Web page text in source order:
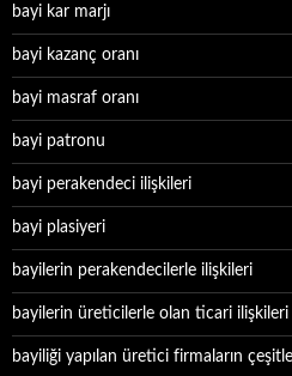
bayi kar marjı
bayi kazanç oranı
bayi masraf oranı
bayi patronu
bayi perakendeci ilişkileri
bayi plasiyeri
bayilerin perakendecilerle ilişkileri
bayilerin üreticilerle olan ticari ilişkileri
bayiliği yapılan üretici firmaların